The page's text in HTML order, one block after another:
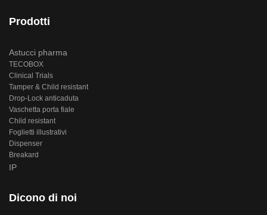
Prodotti
Astucci pharma
TECOBOX
Clinical Trials
Tamper & Child resistant
Drop-Lock anticaduta
Vaschetta porta fiale
Child resistant
Foglietti illustrativi
Dispenser
Breakard
IP
Dicono di noi